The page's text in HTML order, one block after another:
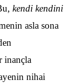
kendi kendini
asla sona
inançla
nihai